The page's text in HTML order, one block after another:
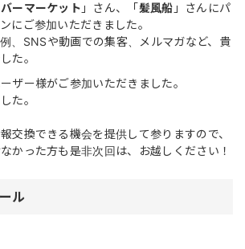
ーマーケット 」さん、「髪風船 」さんにパ
にご参加いただきました。
、SNSや動画での集客、メルマガなど、貴
た。
ザー様がご参加いただきました。
た。
交換できる機会を提供して参りますので、
かった方も是非次回は、お越しください！
ル